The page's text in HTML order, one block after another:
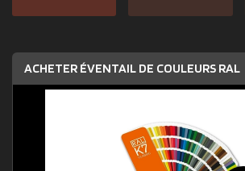
ACHETER ÉVENTAIL DE COULEURS RAL